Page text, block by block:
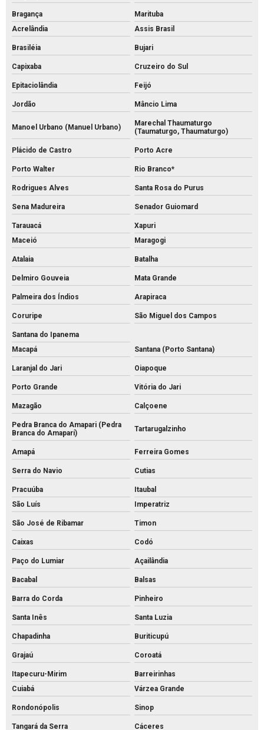
Bragança
Marituba
Acrelândia
Assis Brasil
Brasiléia Bujari
Capixaba Cruzeiro do Sul
Epitaciolândia Feijó
Jordão Mâncio Lima
Manoel Urbano (Manuel Urbano)
Marechal Thaumaturgo
(Taumaturgo, Thaumaturgo)
Plácido de Castro Porto Acre
Porto Walter Rio Branco*
Rodrigues Alves Santa Rosa do Purus
Sena Madureira Senador Guiomard
Tarauacá
Xapuri
Maceió
Maragogi
Atalaia Batalha
Delmiro Gouveia Mata Grande
Palmeira dos Índios Arapiraca
Coruripe São Miguel dos Campos
Santana do Ipanema
Macapá
Santana (Porto Santana)
Laranjal do Jari Oiapoque
Porto Grande Vitória do Jari
Mazagão Calçoene
Pedra Branca do Amapari (Pedra
Branca do Amaparí)
Tartarugalzinho
Amapá Ferreira Gomes
Serra do Navio Cutias
Pracuúba
Itaubal
São Luís
Imperatriz
São José de Ribamar Timon
Caixas Codó
Paço do Lumiar Açailândia
Bacabal Balsas
Barra do Corda Pinheiro
Santa Inês Santa Luzia
Chapadinha Buriticupú
Grajaú Coroatá
Itapecuru-Mirim
Barreirinhas
Cuiabá
Várzea Grande
Rondonópolis Sinop
Tangará da Serra Cáceres